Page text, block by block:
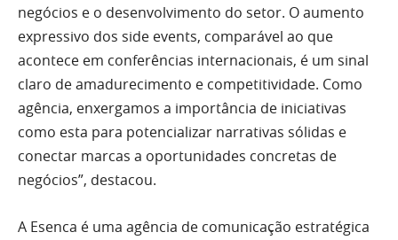
negócios e o desenvolvimento do setor. O aumento
expressivo dos side events, comparável ao que
acontece em conferências internacionais, é um sinal
claro de amadurecimento e competitividade. Como
agência, enxergamos a importância de iniciativas
como esta para potencializar narrativas sólidas e
conectar marcas a oportunidades concretas de
negócios”, destacou.
A Esenca é uma agência de comunicação estratégica